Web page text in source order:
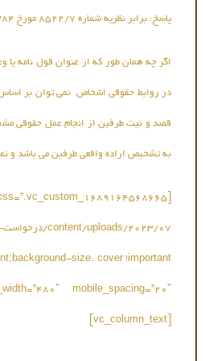
پاسخ: برابر نظریه شماره ۸۵۲۲/۷ مورخ ۲۶/۱۱/۱۳۸۴اداره کل حقوقی قوه قضائیه
اگر چه همان طور که از عنوان قول نامه یا
در روابط حقوقی اشخاص نمی توان بر اساس
قصد و نیت طرفین از انجام عمل حقوقی
به تشخیص اراده واقعی طرفین می باشد و